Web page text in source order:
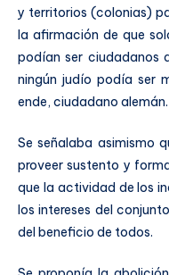
y territorios (colonias)
la afirmación de que
podían ser ciudadanos
ningún judío podía ser
ende, ciudadano alemán.
Se señalaba asimismo
proveer sustento y
que la actividad de los
los intereses del
del beneficio de todos.